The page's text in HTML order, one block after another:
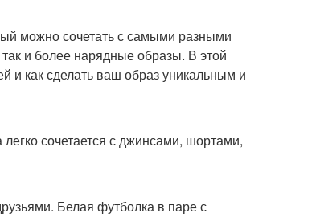
можно сочетать с самыми разными
и более нарядные образы. В этой
и как сделать ваш образ уникальным и
сочетается с джинсами, шортами,
Белая футболка в паре с